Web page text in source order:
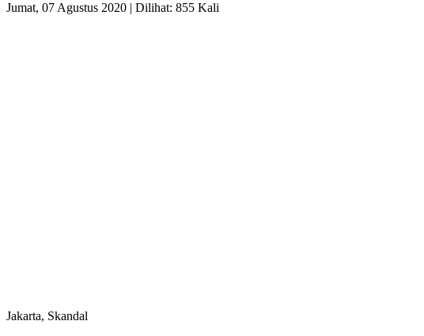
Jumat, 07 Agustus 2020 | Dilihat: 855 Kali
Jakarta, Skandal